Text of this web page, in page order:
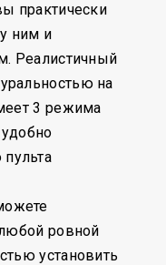
практически
ним и
Реалистичный
на
3 режима
ровной
установить